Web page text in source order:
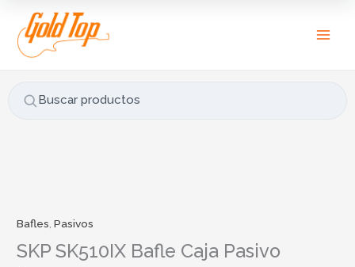
contenido
Buscar productos
u
s
Bafles,Pasivos
SKP SK510IX Bafle Caja Pasivo
Bafle
Pasivo